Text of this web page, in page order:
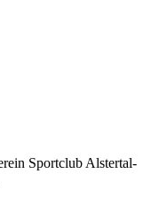
Sportclub Alstertal-